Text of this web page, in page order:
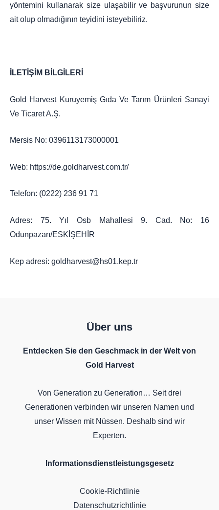
yöntemini kullanarak size ulaşabilir ve başvurunun size
ait olup olmadığının teyidini isteyebiliriz.
İLETİŞİM BİLGİLERİ
Gold Harvest Kuruyemiş Gıda Ve Tarım Ürünleri Sanayi
Ve Ticaret A.Ş.
Mersis No: 0396113173000001
Web: https://de.goldharvest.com.tr/
Telefon: (0222) 236 91 71
Adres: 75. Yıl Osb Mahallesi 9. Cad. No: 16
Odunpazarı/ESKİŞEHİR
Kep adresi: goldharvest@hs01.kep.tr
Über uns
Entdecken Sie den Geschmack in der Welt von
Gold Harvest
Von Generation zu Generation… Seit drei
Generationen verbinden wir unseren Namen und
unser Wissen mit Nüssen. Deshalb sind wir
Experten.
Informationsdienstleistungsgesetz
Cookie-Richtlinie
Datenschutzrichtlinie